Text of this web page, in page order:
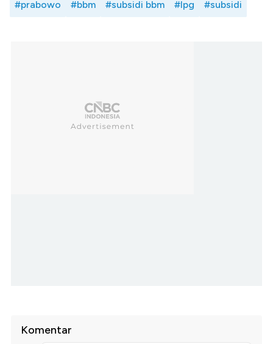
#prabowo #bbm #subsidi bbm #lpg #subsidi
Komentar